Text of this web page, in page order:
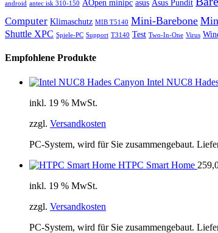
android antec isk 310-150 AOpen minipc asus Asus Pundit
Computer Klimaschutz MIB T5140 Mini-Barebone
Shuttle XPC Spiele-PC Support T3140 Test Two-In-One Virus
Empfohlene Produkte
Intel NUC8
inkl. 19 % MwSt.
zzgl. Versandkosten
PC-System, wird für Sie zusammengebaut.
HTPC Smart Home
inkl. 19 % MwSt.
zzgl. Versandkosten
PC-System, wird für Sie zusammengebaut.